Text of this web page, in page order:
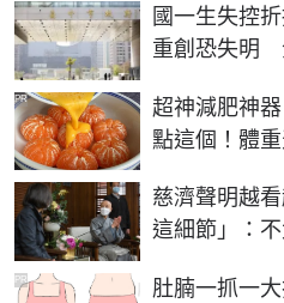
國一生失控
重創恐失明
超神減肥神
點這個！體
PR
慈濟聲明越
這細節」：
肚腩一抓一
PR